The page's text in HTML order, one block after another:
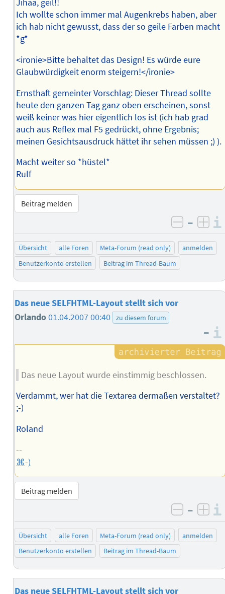
Jihaa, geil!!
Ich wollte schon immer mal Augenkrebs haben, aber
ich hab nicht gewusst, dass der so geile Farben macht
*g*
<ironie>Bitte behaltet das Design! Es würde eure
Glaubwürdigkeit enorm steigern!</ironie>
Ernsthaft gemeinter Vorschlag: Dieser Thread sollte
heute den ganzen Tag ganz oben erscheinen, sonst
weiß keiner was hier eigentlich los ist (ich hab grad
auch aus Reflex mal F5 gedrückt, ohne Ergebnis;
meinen Gesichtsausdruck hättet ihr sehen müssen ;) ).
Macht weiter so *hüstel*
Rulf
Beitrag melden
negativ
–
Übersicht alle Foren Meta-Forum (read only)
anmelden
Benutzerkonto erstellen
Beitrag im Thread-Baum
Das neue SELFHTML-Layout stellt sich vor
Orlando01.04.2007 00:40 zu diesem forum
–
Das neue Layout wurde einstimmig beschlossen.
Verdammt, wer hat die Textarea dermaßen verstaltet?
;-)
Roland
--
⌘-)
Beitrag melden
negativ
–
Übersicht alle Foren Meta-Forum (read only)
anmelden
Benutzerkonto erstellen
Beitrag im Thread-Baum
Das neue SELFHTML-Layout stellt sich vor